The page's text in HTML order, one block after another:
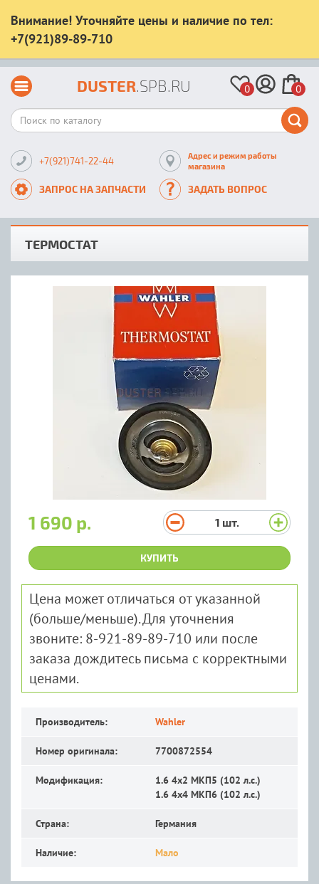
Внимание! Уточняйте цены и наличие по тел:
+7(921)89-89-710
DUSTER.SPB.RU 0 0
+7(921)741-22-44
Адрес и режим работы
магазина
ЗАПРОС НА ЗАПЧАСТИ ЗАДАТЬ ВОПРОС
ТЕРМОСТАТ
1 690 р. 1 шт.
КУПИТЬ
Цена может отличаться от указанной
(больше/меньше). Для уточнения
звоните: 8-921-89-89-710 или после
заказа дождитесь письма с корректными
ценами.
Производитель: Wahler
Номер оригинала: 7700872554
Модификация:
1.6 4x2 MКП5 (102 л.с.)
1.6 4x4 MКП6 (102 л.с.)
Страна: Германия
Наличие: Мало